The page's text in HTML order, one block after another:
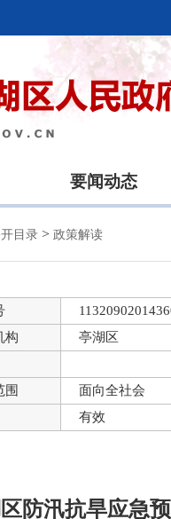
要闻动态
目录 > 政策解读
构
亭湖区
围
面向全社会
有效
防汛抗旱应急